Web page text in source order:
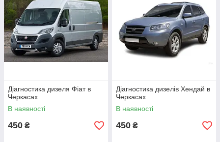
виконуються без затримок
3
Ми цінуємо своїх клієнтів та намагаємось їх
усіляко заохочувати (знижки, корисні
подарунки)
розбираються в дизельних автомобілях та в
запчастинах до них
Приступити до вибору
Діагностика дизеля Фіат в
Черкасах
В наявності
450 ₴
Діагностика дизелів Хендай в
Черкасах
В наявності
450 ₴